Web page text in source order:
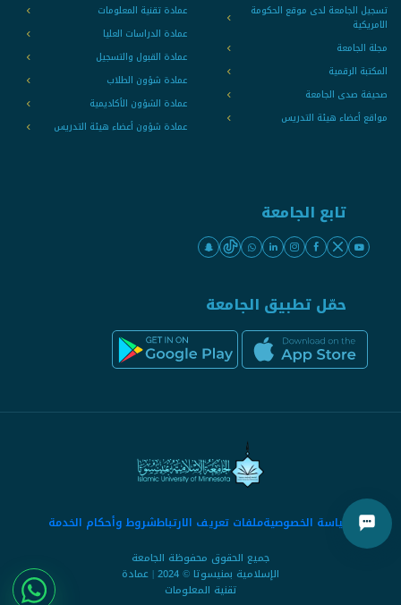
تسجيل الجامعة لدى موقع الحكومة
الامريكية
مجلة الجامعة
المكتبة الرقمية
صحيفة صدى الجامعة
مواقع أعضاء هيئة التدريس
عمادة تقنية المعلومات
عمادة الدراسات العليا
عمادة القبول والتسجيل
عمادة شؤون الطلاب
عمادة الشؤون الأكاديمية
عمادة شؤون أعضاء هيئة التدريس
تابع الجامعة
حمّل تطبيق الجامعة
سياسة الخصوصيةملفات تعريف الارتباطشروط وأحكام الخدمة
جميع الحقوق محفوظة الجامعة
الإسلامية بمنيسوتا © 2024 | عمادة
تقنية المعلومات